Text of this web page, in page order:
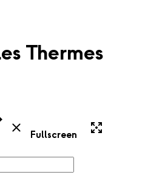
Thermes
Webcam
Sluiten
Fullscreen